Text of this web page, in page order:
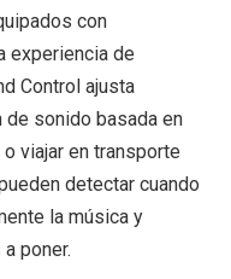
con
experiencia de
Control ajusta
de sonido basada en
viajar en transporte
detectar cuando
la música y
poner.